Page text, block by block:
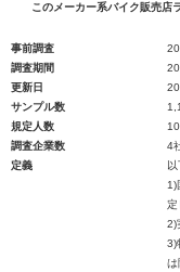
このメーカー系バイク販売店
事前調査
調査期間
更新日
サンプル数
規定人数
調査企業数
4
定義
1)
定
2)
3)
は